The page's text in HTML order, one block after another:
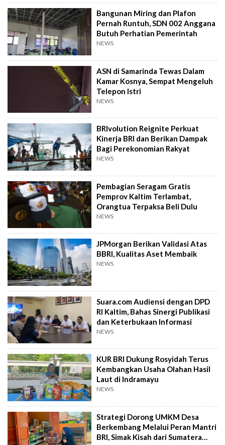
Bangunan Miring dan Plafon
Pernah Runtuh, SDN 002 Anggana
Butuh Perhatian Pemerintah
NEWS
ASN di Samarinda Tewas Dalam
Kamar Kosnya, Sempat Mengeluh
Telepon Istri
NEWS
BRIvolution Reignite Perkuat
Kinerja BRI dan Berikan Dampak
Bagi Perekonomian Rakyat
NEWS
Pembagian Seragam Gratis
Pemprov Kaltim Terlambat,
Orangtua Terpaksa Beli Dulu
NEWS
JPMorgan Berikan Validasi Atas
BBRI, Kualitas Aset Membaik
NEWS
Suara.com Audiensi dengan DPD
RI Kaltim, Bahas Sinergi Publikasi
dan Keterbukaan Informasi
NEWS
KUR BRI Dukung Rosyidah Terus
Kembangkan Usaha Olahan Hasil
Laut di Indramayu
NEWS
Strategi Dorong UMKM Desa
Berkembang Melalui Peran Mantri
BRI, Simak Kisah dari Sumatera